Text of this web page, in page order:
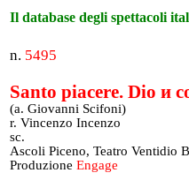
Il database degli spettacoli
n. 5495
Santo piacere. Dio и
(a. Giovanni Scifoni)
r. Vincenzo Incenzo
sc.
Ascoli Piceno, Teatro Ventidio
Produzione Engage